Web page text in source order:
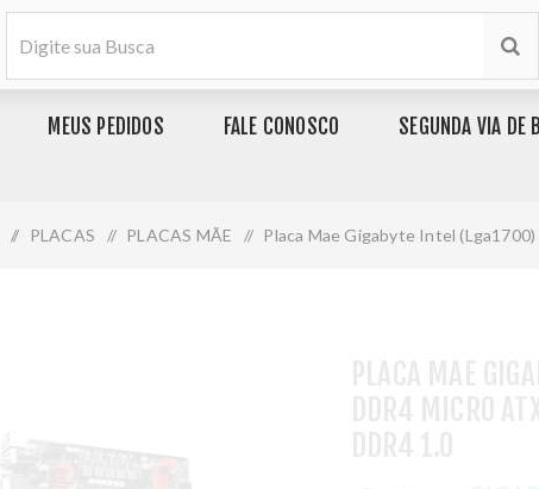
MEUS PEDIDOS FALE CONOSCO SEGUNDA VIA DE
/ PLACAS / PLACAS MÃE / Placa Mae Gigabyte Intel